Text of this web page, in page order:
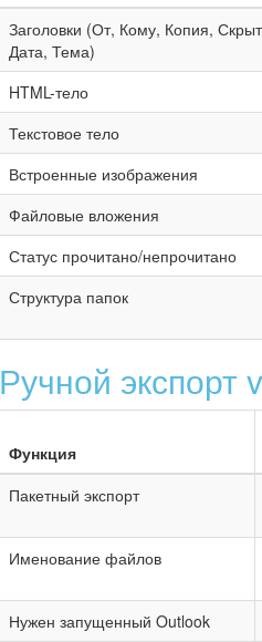
Заголовки (От, Кому, Копия,
Дата, Тема)
HTML-тело
Текстовое тело
Встроенные изображения
Файловые вложения
Статус прочитано/непрочитано
Структура папок
Ручной экспорт
Функция
Пакетный экспорт
Именование файлов
Нужен запущенный Outlook